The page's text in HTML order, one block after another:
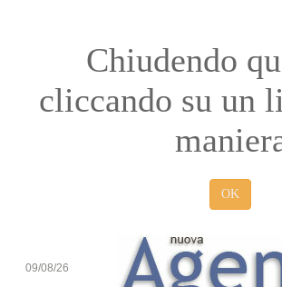
Chiudendo
cliccando su un
OK
09/08/26